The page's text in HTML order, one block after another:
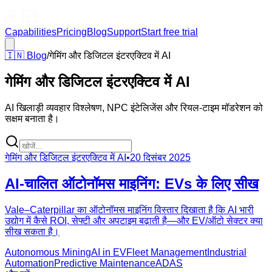
CapabilitiesPricingBlogSupportStart free trial
🇮🇳 Blog/गेमिंग और डिजिटल इंटरएक्टिव में AI
गेमिंग और डिजिटल इंटरएक्टिव में AI
AI खिलाड़ी व्यवहार विश्लेषण, NPC इंटेलिजेंस और रियल-टाइम मॉडरेशन को
सक्षम बनाता है।
गेमिंग और डिजिटल इंटरएक्टिव में AI •20 दिसंबर 2025
AI-चालित ऑटोनॉमस माइनिंग: EVs के लिए सीख
Vale–Caterpillar का ऑटोनॉमस माइनिंग विस्तार दिखाता है कि AI भारी
उद्योग में कैसे ROI, सेफ्टी और अपटाइम बढ़ाती है—और EV/ऑटो सेक्टर क्या
सीख सकता है।
Autonomous MiningAI in EVFleet ManagementIndustrial
AutomationPredictive MaintenanceADAS